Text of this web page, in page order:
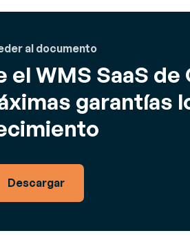
al documento
el WMS SaaS
garantías
Descargar